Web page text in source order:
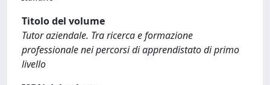
Titolo del volume
Tutor aziendale. Tra ricerca e formazione
professionale nei percorsi di apprendistato di primo
livello